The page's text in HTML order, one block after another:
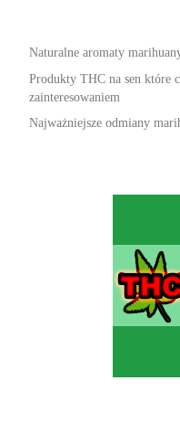
Naturalne aromaty
Produkty THC na sen które
zainteresowaniem
Najważniejsze odmiany